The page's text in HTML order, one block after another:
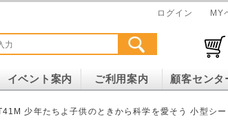
ログイン MY
イベント案内 ご利用案内 顧客センタ
少年たちよ子供のときから科学を愛そう 小型シ